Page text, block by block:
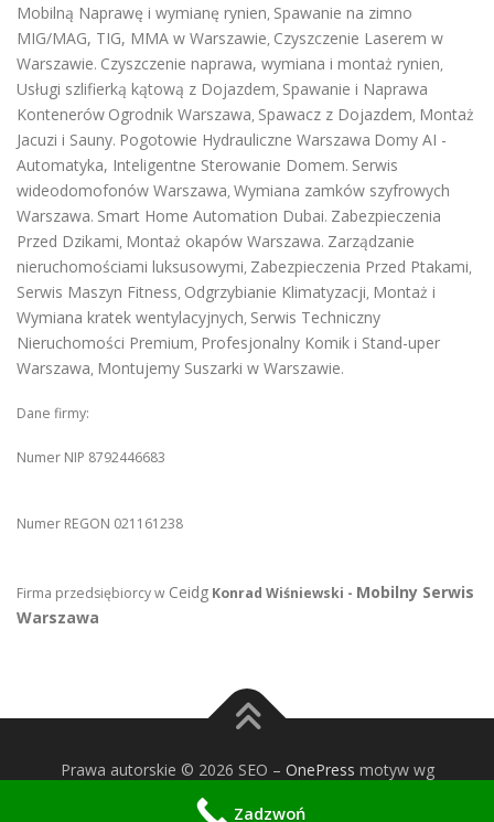
Mobilną Naprawę i wymianę rynien, Spawanie na zimno
MIG/MAG, TIG, MMA w Warszawie, Czyszczenie Laserem w
Warszawie. Czyszczenie naprawa, wymiana i montaż rynien,
Usługi szlifierką kątową z Dojazdem, Spawanie i Naprawa
Kontenerów Ogrodnik Warszawa, Spawacz z Dojazdem, Montaż
Jacuzi i Sauny. Pogotowie Hydrauliczne Warszawa Domy AI -
Automatyka, Inteligentne Sterowanie Domem. Serwis
wideodomofonów Warszawa, Wymiana zamków szyfrowych
Warszawa. Smart Home Automation Dubai. Zabezpieczenia
Przed Dzikami, Montaż okapów Warszawa. Zarządzanie
nieruchomościami luksusowymi, Zabezpieczenia Przed Ptakami,
Serwis Maszyn Fitness, Odgrzybianie Klimatyzacji, Montaż i
Wymiana kratek wentylacyjnych, Serwis Techniczny
Nieruchomości Premium, Profesjonalny Komik i Stand-uper
Warszawa, Montujemy Suszarki w Warszawie.
Dane firmy:
Numer NIP 8792446683
Numer REGON 021161238
Firma przedsiębiorcy w Ceidg Konrad Wiśniewski - Mobilny Serwis
Warszawa
Prawa autorskie © 2026 SEO – OnePress motyw wg
FameThemes
Zadzwoń